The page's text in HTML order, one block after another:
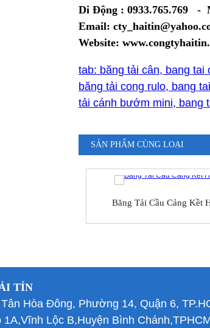
Di Động : 0933.765.769 -
Email:
Website:
tab: băng tải cân, bang tai
băng tải cong rulo, bang
tải cánh bướm mini, bang
SẢN PHẨM CÙNG LOẠI
Băng Tải Cầu Cảng Kềt
TÍN
Hòa Đông, Phường 14, Quận 6,
1A,Vĩnh Lộc B,Huyện Bình